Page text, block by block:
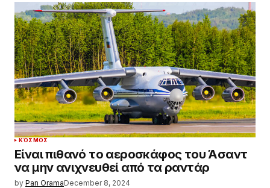
ΚΌΣΜΟΣ
Είναι πιθανό το αεροσκάφος του Άσαντ
να μην ανιχνευθεί από τα ραντάρ
by Pan OramaDecember 8, 2024